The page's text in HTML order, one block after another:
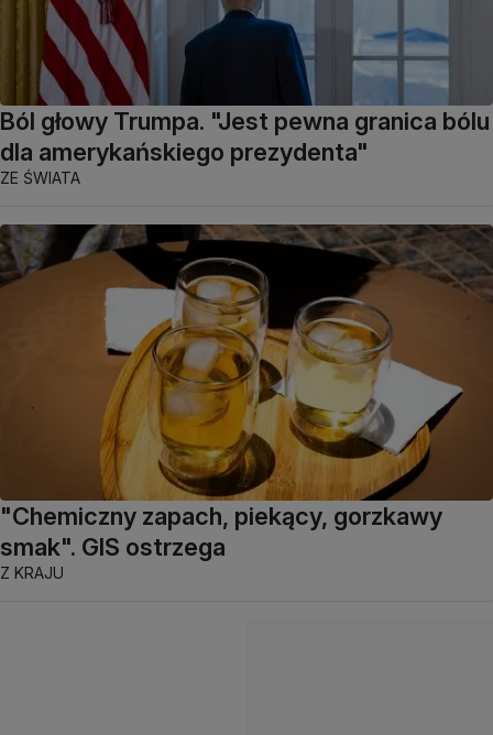
Ból głowy Trumpa. "Jest pewna granica bólu
dla amerykańskiego prezydenta"
ZE ŚWIATA
"Chemiczny zapach, piekący, gorzkawy
smak". GIS ostrzega
Z KRAJU